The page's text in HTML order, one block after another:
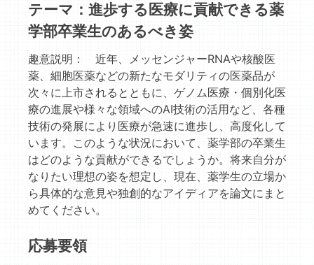
テーマ：進歩する医療に貢献できる薬
学部卒業生のあるべき姿
趣意説明： 近年、メッセンジャーRNAや核酸医
薬、細胞医薬などの新たなモダリティの医薬品が
次々に上市されるとともに、ゲノム医療・個別化医
療の進展や様々な領域へのAI技術の活用など、各種
技術の発展により医療が急速に進歩し、高度化して
います。このような状況において、薬学部の卒業生
はどのような貢献ができるでしょうか。将来自分が
なりたい理想の姿を想定し、現在、薬学生の立場か
ら具体的な意見や独創的なアイディアを論文にまと
めてください。
応募要領